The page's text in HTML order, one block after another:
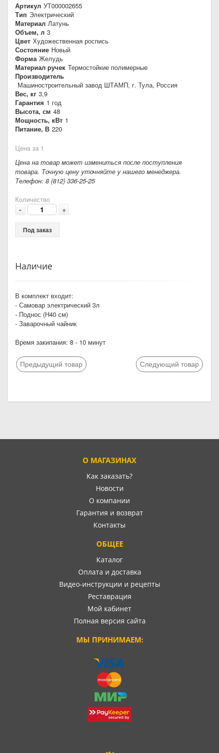
Артикул УТ000002655
Тип Электрический
Материал Латунь
Объем, л 3
Цвет Художественная роспись
Состояние Новый
Форма Желудь
Материал ручек Термостойкие полимерные
Производитель
Машиностроительный завод ШТАМП, г. Тула, Россия
Вес, кг 3,9
Гарантия 1 год
Высота, см 48
Мощность, кВт 1
Питание, В 220
Цена за 1
Цена на товар может измениться после поступления
товара. Точную цену уточняйте у нашего менеджера.
Телефон: 8 (812) 336-25-25
Количество
- +
Под заказ
Наличие
В комплект входит:
- Самовар электрический 3л
- Поднос (Н40 см)
- Заварочный чайник
Время закипания: 8 - 10 минут
Предыдущий товар Следующий товар
О МАГАЗИНАХ
Как заказать?
Новости
О компании
Гарантия и возврат
Контакты
ОБЩЕЕ
Каталог
Оплата и доставка
Видео-инструкции и рецепты
Реставрация
Мой кабинет
Полная версия сайта
МЫ ПРИНИМАЕМ: